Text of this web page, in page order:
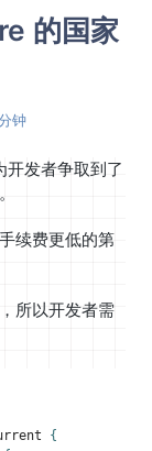
的国家
钟
发者争取到了
续费更低的第
所以开发者需
{